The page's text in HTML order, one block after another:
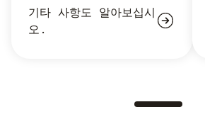
기타 사항도 알아보십시
오.